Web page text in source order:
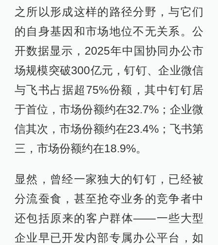
之所以形成这样的路径分野，与它们
的自身基因和市场地位不无关系。公
开数据显示，2025年中国协同办公市
场规模突破300亿元，钉钉、企业微信
与飞书占据超75%份额，其中钉钉居
于首位，市场份额约在32.7%；企业微
信其次，市场份额约在23.4%；飞书第
三，市场份额约在18.9%。
显然，曾经一家独大的钉钉，已经被
分流蚕食，甚至抢夺业务的竞争者中
还包括原来的客户群体——一些大型
企业早已开发内部专属办公平台，如